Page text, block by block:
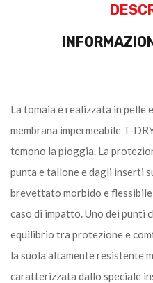
La tomaia è realizzata in pelle
membrana impermeabile T-
temono la pioggia. La
punta e tallone e dagli inserti
brevettato morbido e
caso di impatto. Uno dei punti
equilibrio tra protezione e
la suola altamente resistente
caratterizzata dallo speciale